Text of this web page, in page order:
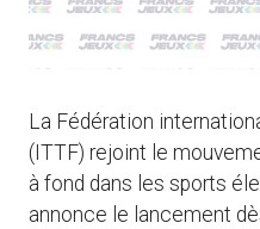
La Fédération
(ITTF) rejoint le
à fond dans les sports
annonce le lancement